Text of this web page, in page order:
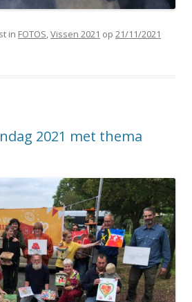
in FOTOS,Vissen 2021 op 21/11/2021
2021 met thema